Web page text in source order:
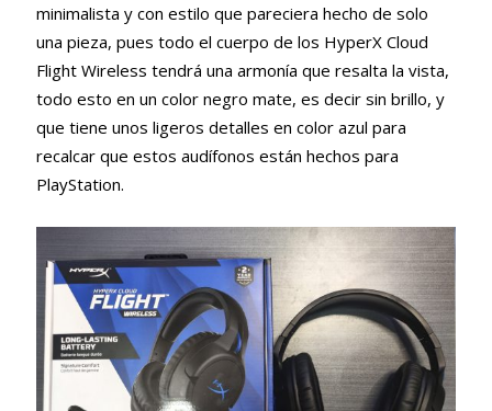
minimalista y con estilo que pareciera hecho de solo
una pieza, pues todo el cuerpo de los HyperX Cloud
Flight Wireless tendrá una armonía que resalta la vista,
todo esto en un color negro mate, es decir sin brillo, y
que tiene unos ligeros detalles en color azul para
recalcar que estos audífonos están hechos para
PlayStation.